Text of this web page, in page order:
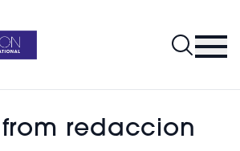
from redaccion